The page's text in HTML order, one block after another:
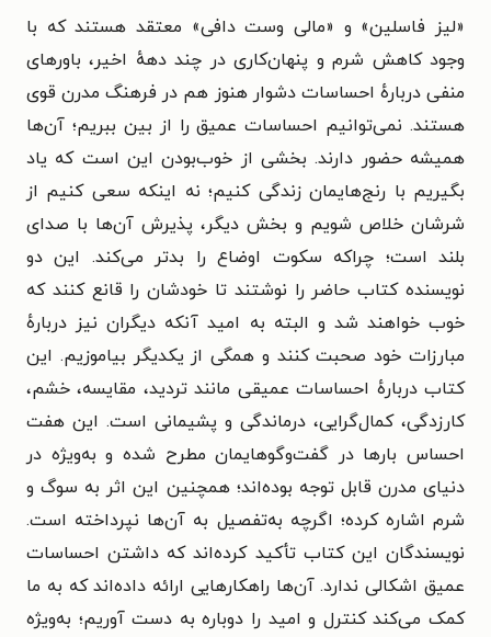
«لیز فاسلین» و «مالی وست دافی» معتقد هستند که با
وجود کاهش شرم و پنهان‌کاری در چند دههٔ اخیر، باورهای
منفی دربارهٔ احساسات دشوار هنوز هم در فرهنگ مدرن قوی
هستند. نمی‌توانیم احساسات عمیق را از بین ببریم؛ آن‌ها
همیشه حضور دارند. بخشی از خوب‌بودن این است که یاد
بگیریم با رنج‌هایمان زندگی کنیم؛ نه اینکه سعی کنیم از
شرشان خلاص شویم و بخش دیگر، پذیرش آن‌ها با صدای
بلند است؛ چراکه سکوت اوضاع را بدتر می‌کند. این دو
نویسنده کتاب حاضر را نوشتند تا خودشان را قانع کنند که
خوب خواهند شد و البته به امید آنکه دیگران نیز دربارهٔ
مبارزات خود صحبت کنند و همگی از یکدیگر بیاموزیم. این
کتاب دربارهٔ احساسات عمیقی مانند تردید، مقایسه، خشم،
کارزدگی، کمال‌گرایی، درماندگی و پشیمانی است. این هفت
احساس بارها در گفت‌وگوهایمان مطرح شده و به‌ویژه در
دنیای مدرن قابل توجه بوده‌اند؛ همچنین این اثر به سوگ و
شرم اشاره کرده؛ اگرچه به‌تفصیل به آن‌ها نپرداخته است.
نویسندگان این کتاب تأکید کرده‌اند که داشتن احساسات
عمیق اشکالی ندارد. آن‌ها راهکارهایی ارائه داده‌اند که به ما
کمک می‌کند کنترل و امید را دوباره به دست آوریم؛ به‌ویژه